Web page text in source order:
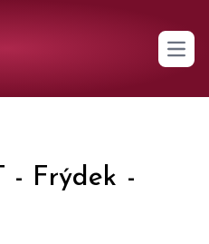
Open
- Frýdek -